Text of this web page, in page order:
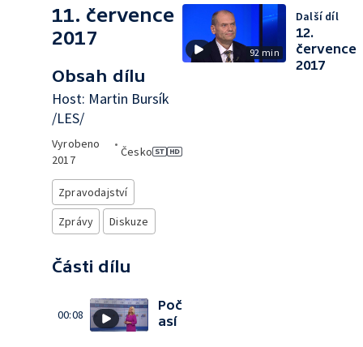
11. července
2017
Obsah dílu
Host: Martin Bursík
/LES/
Vyrobeno
2017
•
Česko
Zpravodajství
Zprávy
Diskuze
Části dílu
00:08
Poč
así
92 min
Další díl
12.
července
2017